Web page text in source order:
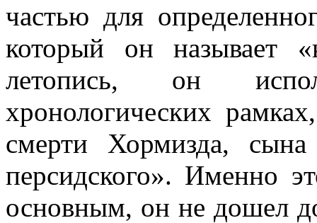
частью для
который он называет
летопись, он
хронологических
смерти Хормизда,
персидского». Именно
основным, он не дошел